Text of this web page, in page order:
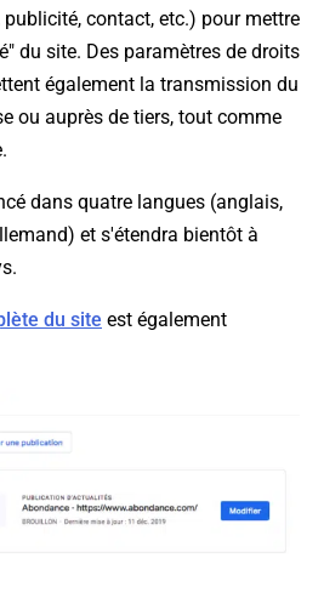
publicité, contact, etc.) pour mettre
du site. Des paramètres de droits
également la transmission du
ou auprès de tiers, tout comme
dans quatre langues (anglais,
et s'étendra bientôt à
du site est également